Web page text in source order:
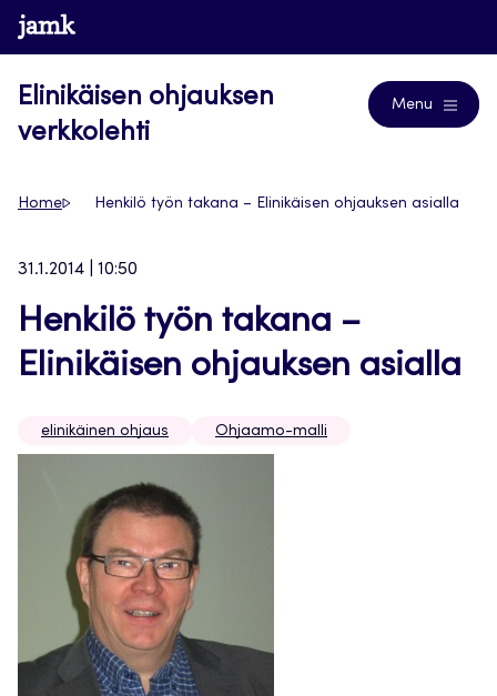
Siirry
suoraan
www.jamk.fi
Elinikäisen ohjauksen
verkkolehti
Menu
Home Henkilö työn takana – Elinikäisen ohjauksen asialla
31.1.2014 | 10:50
Henkilö työn takana –
Elinikäisen ohjauksen asialla
elinikäinen ohjaus Ohjaamo-malli